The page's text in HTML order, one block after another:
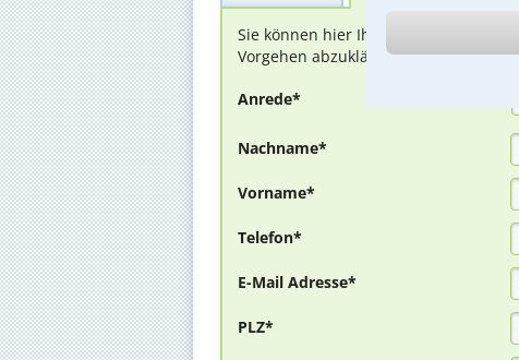
Sie können hier Ihren Fall schildern.
Vorgehen abzuklären. Die
Anrede*
Nachname*
Vorname*
Telefon*
E-Mail Adresse*
PLZ*